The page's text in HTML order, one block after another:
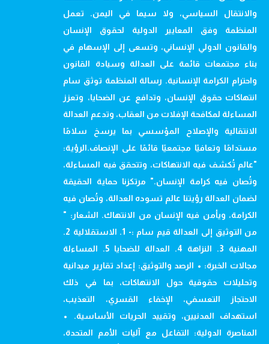
والانتقال السياسي، ولا سيما في اليمن. تعمل
المنظمة وفق المعايير الدولية لحقوق الإنسان
والقانون الدولي الإنساني، وتسعى إلى الإسهام في
بناء مجتمعات قائمة على العدالة وسيادة القانون
واحترام الكرامة الإنسانية. رسالة المنظمة توثق سام
انتهاكات حقوق الإنسان، وتدافع عن الضحايا، وتعزز
المساءلة لمكافحة الإفلات من العقاب، وتدعم العدالة
الانتقالية والإصلاح المؤسسي بما يرسخ سلامًا
مستدامًا وتعافيًا مجتمعيًا قائمًا على الإنصاف.الرؤية:
"عالم تُكشف فيه الانتهاكات، وتتحقق فيه المساءلة،
وتُصان فيه كرامة الإنسان." مرتكزنا حماية الحقيقة
لضمان العدالة رؤيتنا عالم تسوده العدالة، وتُصان فيه
الكرامة، ويأمن فيه الإنسان من الانتهاك. الشعار: "
من التوثيق إلى العدالة قيم سام :- 1. الاستقلالية 2.
المهنية 3. النزاهة 4. العدالة للضحايا 5. المساءلة
مجالات الخبرة: • الرصد والتوثيق: إعداد تقارير ميدانية
وتحليلات حقوقية حول الانتهاكات، بما في ذلك
الاحتجاز التعسفي، الإخفاء القسري، التعذيب،
استهداف المدنيين، وتقييد الحريات الأساسية. •
المناصرة الدولية: التفاعل مع آليات الأمم المتحدة،